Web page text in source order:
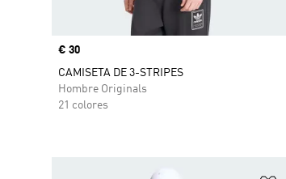
Precio
€ 30
CAMISETA DE 3-STRIPES
Hombre Originals
21 colores